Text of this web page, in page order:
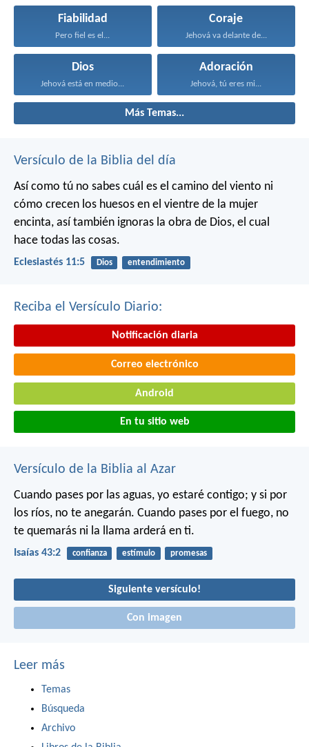
Fiabilidad
Pero fiel es el...
Coraje
Jehová va delante de...
Dios
Jehová está en medio...
Adoración
Jehová, tú eres mi...
Más Temas...
Versículo de la Biblia del día
Así como tú no sabes cuál es el camino del viento ni
cómo crecen los huesos en el vientre de la mujer
encinta, así también ignoras la obra de Dios, el cual
hace todas las cosas.
Eclesiastés 11:5 Dios entendimiento
Reciba el Versículo Diario:
Notificación diaria
Correo electrónico
Android
En tu sitio web
Versículo de la Biblia al Azar
Cuando pases por las aguas, yo estaré contigo; y si por
los ríos, no te anegarán. Cuando pases por el fuego, no
te quemarás ni la llama arderá en ti.
Isaías 43:2 confianza estímulo promesas
Siguiente versículo!
Con imagen
Leer más
Temas
Búsqueda
Archivo